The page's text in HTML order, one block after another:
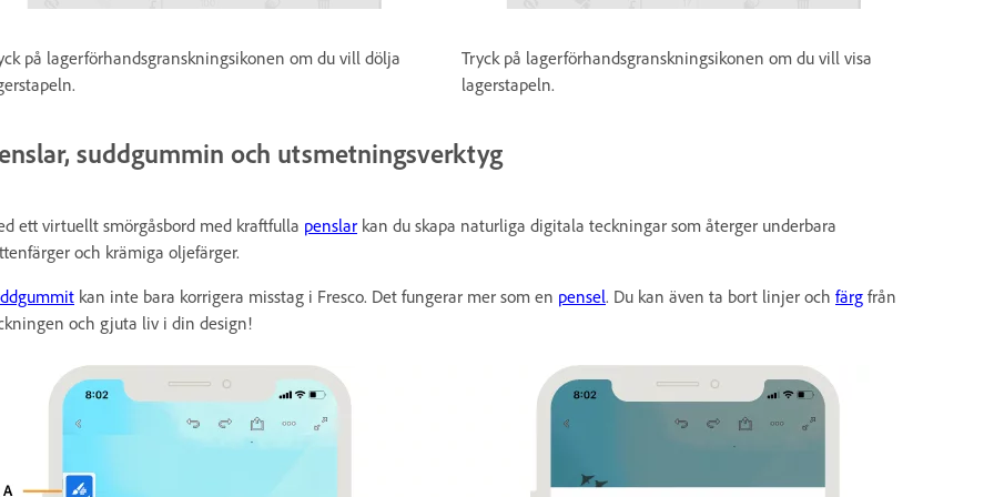
på lagerförhandsgranskningsikonen om du vill dölja
Tryck på lagerförhandsgranskningsikonen om du vill visa
lagerstapeln.
suddgummin och utsmetningsverktyg
ett virtuellt smörgåsbord med kraftfulla penslar kan du skapa naturliga digitala teckningar som återger underbara
och krämiga oljefärger.
kan inte bara korrigera misstag i Fresco. Det fungerar mer som en pensel. Du kan även ta bort linjer och färg från
och gjuta liv i din design!